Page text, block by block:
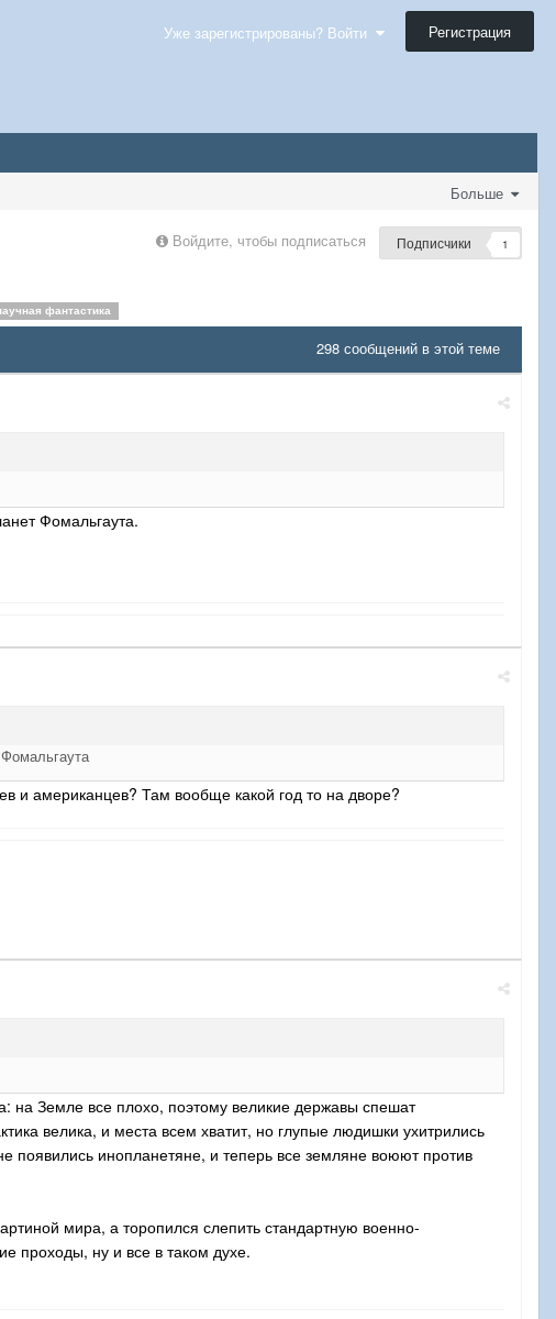
Уже зарегистрированы? Войти Регистрация
Больше
Войдите, чтобы подписаться Подписчики 1
фантастика
298 сообщений в этой теме
Фомальгаута.
и американцев? Там вообще какой год то на дворе?
на Земле все плохо, поэтому великие державы спешат
велика, и места всем хватит, но глупые людишки ухитрились
появились инопланетяне, и теперь все земляне воюют против
мира, а торопился слепить стандартную военно-
проходы, ну и все в таком духе.